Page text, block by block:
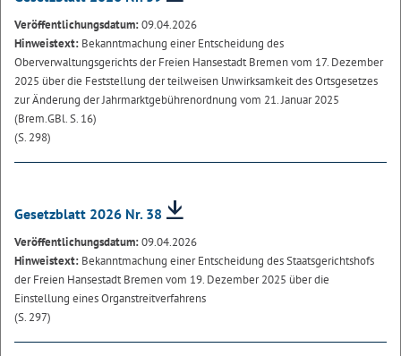
Veröffentlichungsdatum:09.04.2026
Hinweistext: Bekanntmachung einer Entscheidung des
Oberverwaltungsgerichts der Freien Hansestadt Bremen vom 17. Dezember
2025 über die Feststellung der teilweisen Unwirksamkeit des Ortsgesetzes
zur Änderung der Jahrmarktgebührenordnung vom 21. Januar 2025
(Brem.GBl. S. 16)
(S. 298)
Gesetzblatt 2026 Nr. 38
Veröffentlichungsdatum:09.04.2026
Hinweistext: Bekanntmachung einer Entscheidung des Staatsgerichtshofs
der Freien Hansestadt Bremen vom 19. Dezember 2025 über die
Einstellung eines Organstreitverfahrens
(S. 297)